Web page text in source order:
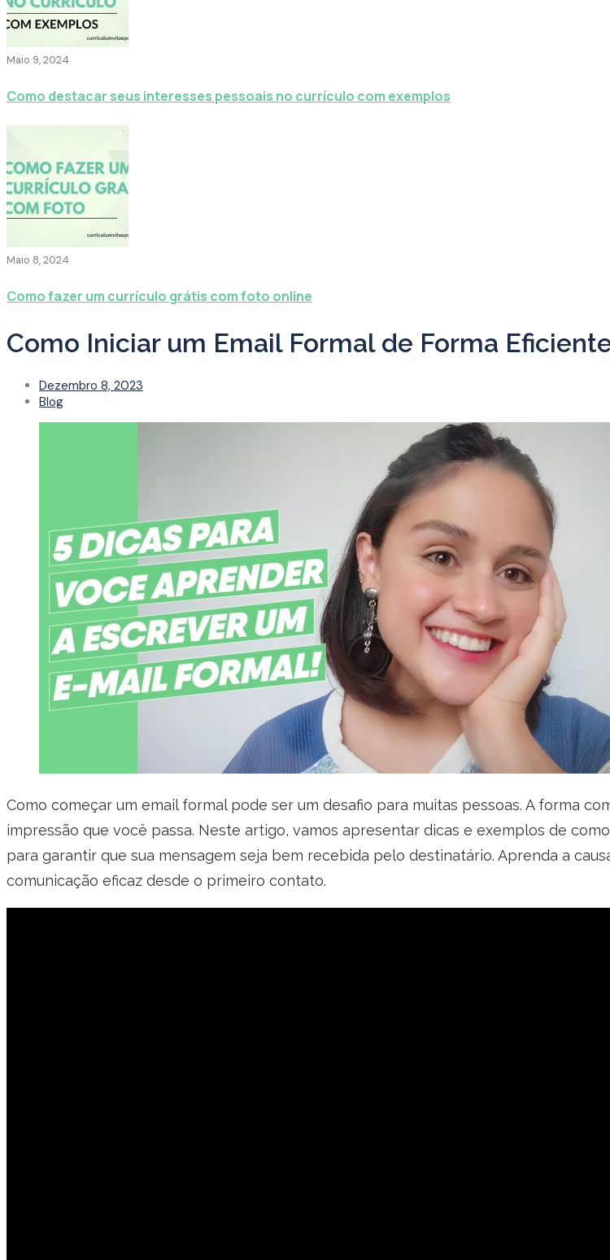
Maio 9, 2024
Como destacar seus interesses pessoais no currículo com exemplos
Maio 8, 2024
Como fazer um currículo grátis com foto online
Como Iniciar um Email Formal de Forma
Dezembro 8, 2023
Blog
Como começar um email formal pode ser um desafio para muitas pessoas. A forma
impressão que você passa. Neste artigo, vamos apresentar dicas e exemplos de
para garantir que sua mensagem seja bem recebida pelo destinatário. Aprenda a
comunicação eficaz desde o primeiro contato.